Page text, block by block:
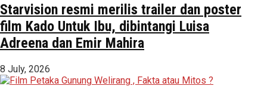
Starvision resmi merilis trailer dan poster
film Kado Untuk Ibu, dibintangi Luisa
Adreena dan Emir Mahira
8 July, 2026